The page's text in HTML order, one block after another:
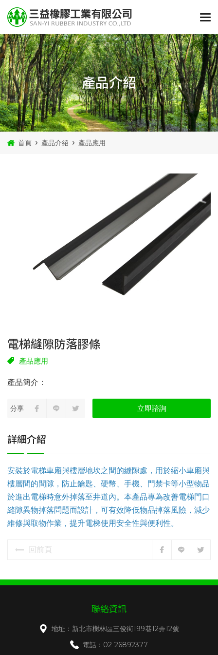
產品介紹
首頁 產品介紹 產品應用
電梯縫隙防落膠條
產品應用
分享 立即諮詢
詳細介紹
安裝於電梯車廂與樓層地坎之間的縫隙處，用於縮小車廂與
樓層間的間隙，防止鑰匙、硬幣、手機、門禁卡等小型物品
於進出電梯時意外掉落至井道內。本產品專為改善電梯門口
縫隙異物掉落問題而設計，可有效降低物品掉落風險，減少
維修與取物作業，提升電梯使用安全性與便利性。
回前頁
聯絡資訊
地址：新北市樹林區三俊街199巷12弄12號
電話：02-26892377